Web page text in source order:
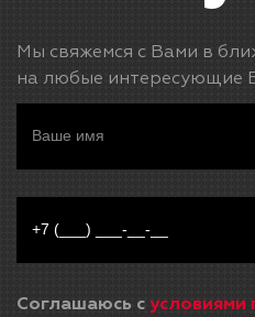
Мы свяжемся с Вами в
на любые интересующие
Соглашаюсь с условиями